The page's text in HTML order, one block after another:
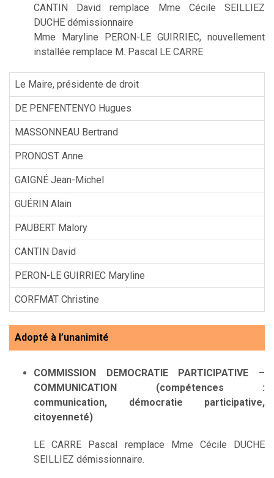
CANTIN David remplace Mme Cécile SEILLIEZ
DUCHE démissionnaire
Mme Maryline PERON-LE GUIRRIEC, nouvellement
installée remplace M. Pascal LE CARRE
Le Maire, présidente de droit
DE PENFENTENYO Hugues
MASSONNEAU Bertrand
PRONOST Anne
GAIGNÉ Jean-Michel
GUÉRIN Alain
PAUBERT Malory
CANTIN David
PERON-LE GUIRRIEC Maryline
CORFMAT Christine
Adopté à l’unanimité
COMMISSION DEMOCRATIE PARTICIPATIVE –
COMMUNICATION (compétences :
communication, démocratie participative,
citoyenneté)
LE CARRE Pascal remplace Mme Cécile DUCHE
SEILLIEZ démissionnaire.